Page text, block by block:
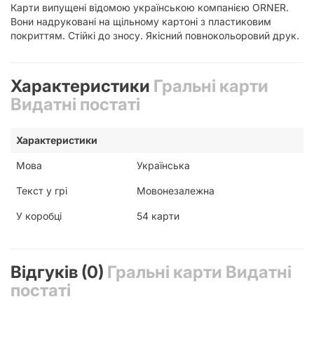
Карти випущені відомою українською компанією ORNER.
Вони надруковані на щільному картоні з пластиковим
покриттям. Стійкі до зносу. Якісний повнокольоровий друк.
Характеристики Гральні карти
Видатні постаті
Характеристики
Мова Українська
Текст у грі Мовонезалежна
У коробці 54 карти
Відгуків (0) Гральні карти Видатні
постаті